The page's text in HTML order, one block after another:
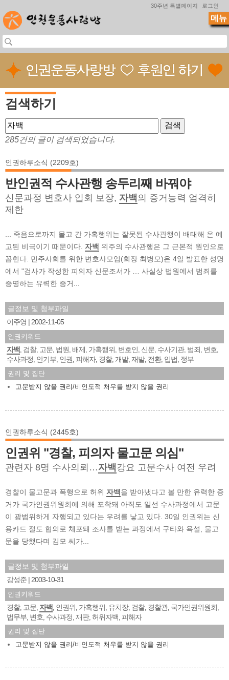
30주년 특별페이지 로그인
검색하기
285건의 글이 검색되었습니다.
인권하루소식 (2209호)
반인권적 수사관행 송두리째 바꿔야
신문과정 변호사 입회 보장, 자백 의 증거능력 엄격히
제한
... 죽음으로까지 몰고 간 가혹행위는 잘못된 수사관행이 배태해 온 예
고된 비극이기 때문이다. 자백 위주의 수사관행은 그 근본적 원인으로
꼽힌다. 민주사회를 위한 변호사모임(회장 최병모)은 4일 발표한 성명
에서 "검사가 작성한 피의자 신문조서가 … 사실상 법원에서 범죄를
증명하는 유력한 증거...
글정보 및 첨부파일
이주영
2002-11-05
인권키워드
자백 검찰, 고문 법원 배제 가혹행위 변호인 신문 수사기관, 범죄 변호
수사과정 안기부 인권 피해자, 경찰, 개발, 재발, 전환, 입법 정부
권리 및 집단
고문받지 않을 권리/비인도적 처우를 받지 않을 권리
인권하루소식 (2445호)
인권위 "경찰, 피의자 물고문 의심"
관련자 8명 수사의뢰…자백 강요 고문수사 여전 우려
경찰이 물고문과 폭행으로 허위 자백 을 받아냈다고 볼 만한 유력한 증
거가 국가인권위원회에 의해 포착돼 아직도 일선 수사과정에서 고문
이 광범위하게 자행되고 있다는 우려를 낳고 있다. 30일 인권위는 신
용카드 절도 협의로 체포돼 조사를 받는 과정에서 구타와 욕설, 물고
문을 당했다며 김모 씨가...
글정보 및 첨부파일
강성준
2003-10-31
인권키워드
경찰, 고문 자백 인권위 가혹행위 유치장, 검찰, 경찰관, 국가인권위원회
법무부 변호 수사과정 재판, 허위자백 피해자
권리 및 집단
고문받지 않을 권리/비인도적 처우를 받지 않을 권리
메뉴